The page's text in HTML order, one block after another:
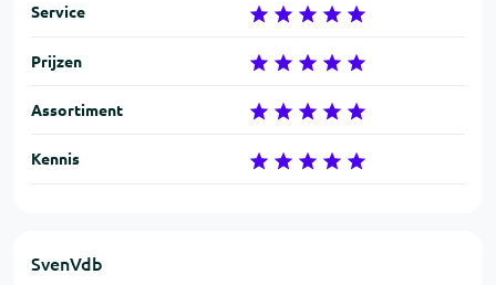
Service
Prijzen
Assortiment
Kennis
SvenVdb